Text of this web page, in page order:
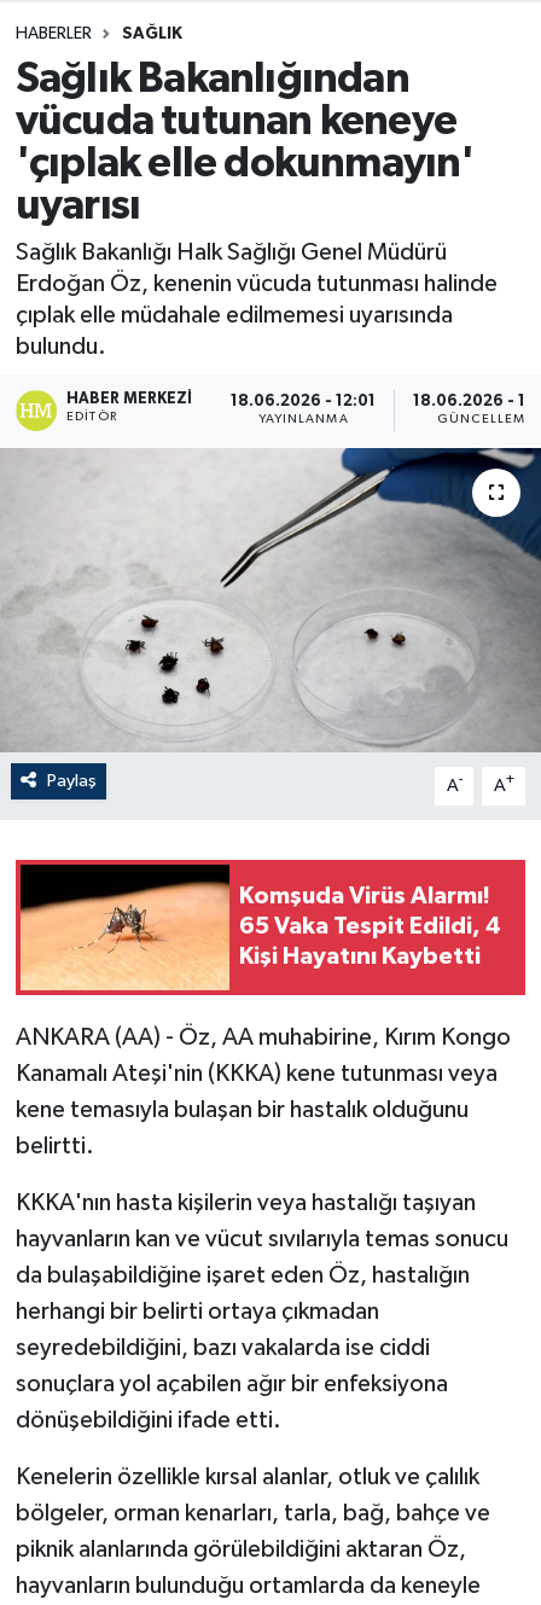
HABERLER SAĞLIK
Sağlık Bakanlığından
vücuda tutunan keneye
'çıplak elle dokunmayın'
uyarısı
Sağlık Bakanlığı Halk Sağlığı Genel Müdürü
Erdoğan Öz, kenenin vücuda tutunması halinde
çıplak elle müdahale edilmemesi uyarısında
bulundu.
HABER MERKEZI
EDITÖR
18.06.2026 - 12:01
YAYINLANMA
18.06.2026 -
GÜNCELLEME
Paylaş A- A+
Komşuda Virüs Alarmı!
65 Vaka Tespit Edildi, 4
Kişi Hayatını Kaybetti
ANKARA (AA) - Öz, AA muhabirine, Kırım Kongo
Kanamalı Ateşi'nin (KKKA) kene tutunması veya
kene temasıyla bulaşan bir hastalık olduğunu
belirtti.
KKKA'nın hasta kişilerin veya hastalığı taşıyan
hayvanların kan ve vücut sıvılarıyla temas sonucu
da bulaşabildiğine işaret eden Öz, hastalığın
herhangi bir belirti ortaya çıkmadan
seyredebildiğini, bazı vakalarda ise ciddi
sonuçlara yol açabilen ağır bir enfeksiyona
dönüşebildiğini ifade etti.
Kenelerin özellikle kırsal alanlar, otluk ve çalılık
bölgeler, orman kenarları, tarla, bağ, bahçe ve
piknik alanlarında görülebildiğini aktaran Öz,
hayvanların bulunduğu ortamlarda da keneyle